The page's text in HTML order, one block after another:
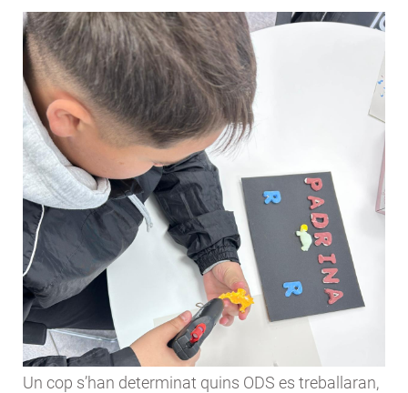
Un cop s’han determinat quins ODS es treballaran,